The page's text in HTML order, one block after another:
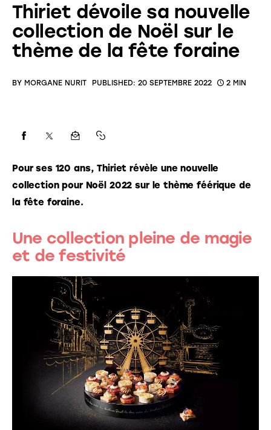
Food’Life
Thiriet dévoile sa nouvelle
collection de Noël sur le
thème de la fête foraine
BY MORGANE NURIT PUBLISHED: 20 SEPTEMBRE 2022 2 MIN
Pour ses 120 ans, Thiriet révèle une nouvelle
collection pour Noël 2022 sur le thème féérique de
la fête foraine.
Une collection pleine de magie
et de festivité